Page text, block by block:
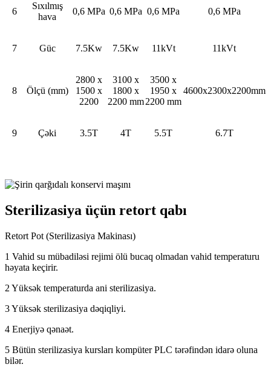
6
Sıxılmış
hava
0,6 MPa 0,6 MPa 0,6 MPa 0,6 MPa
7 Güc 7.5Kw 7.5Kw 11kVt 11kVt
8 Ölçü (mm)
2800 x
1500 x
2200
3100 x
1800 x
2200 mm
3500 x
1950 x
2200 mm
4600x2300x2200mm
9 Çəki 3.5T 4T 5.5T 6.7T
Sterilizasiya üçün retort qabı
Retort Pot (Sterilizasiya Makinası)
1 Vahid su mübadiləsi rejimi ölü bucaq olmadan vahid temperaturu
həyata keçirir.
2 Yüksək temperaturda ani sterilizasiya.
3 Yüksək sterilizasiya dəqiqliyi.
4 Enerjiyə qənaət.
5 Bütün sterilizasiya kursları kompüter PLC tərəfindən idarə oluna
bilər.